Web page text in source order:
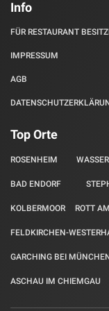
Info
FÜR RESTAURANT
IMPRESSUM
AGB
Top Orte
ROSENHEIM
BAD ENDORF
KOLBERMOOR ROTT
FELDKIRCHEN-
GARCHING BEI
ASCHAU IM CHIEMGAU